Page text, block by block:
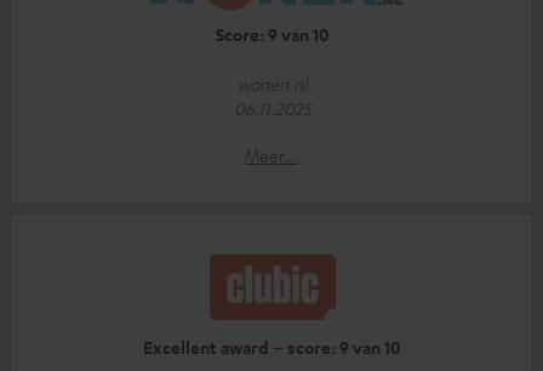
Score: 9 van 10
wonen.nl
06.11.2025
Meer...
Excellent award – score: 9 van 10